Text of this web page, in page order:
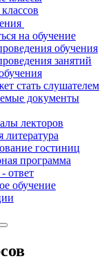
на обучение
обучения
занятий
стать слушателем
документы
лекторов
литература
гостиниц
программа
ответ
обучение